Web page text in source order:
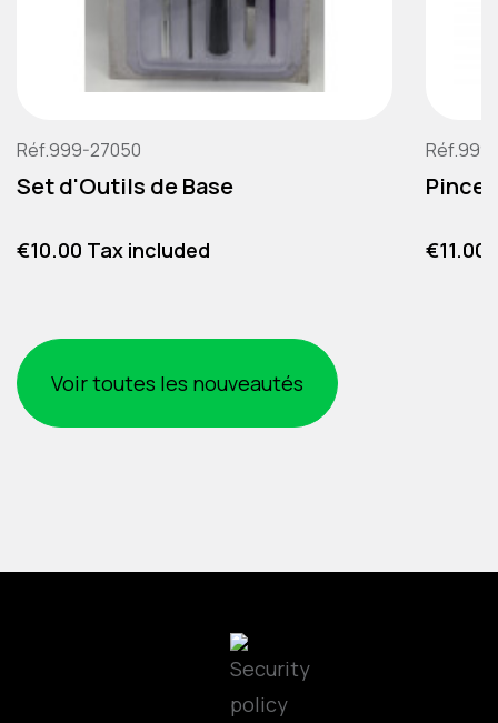
Réf.999-27050
Set d'Outils de Base
Price
€10.00 Tax included
Pince
Price
€11.00
Voir toutes les nouveautés